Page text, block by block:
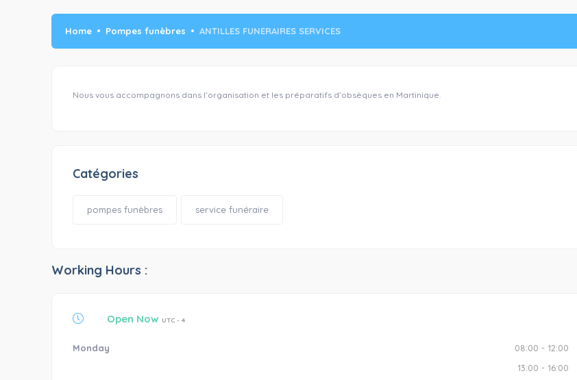
Home Pompes funèbres ANTILLES FUNERAIRES SERVICES
Nous vous accompagnons dans l’organisation et les préparatifs d’obsèques en Martinique.
Catégories
pompes funèbres service funéraire
Working Hours :
Open Now UTC - 4
Monday
08:00 - 12:00
13:00 - 16:00